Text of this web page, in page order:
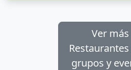
Ver más
grupos y